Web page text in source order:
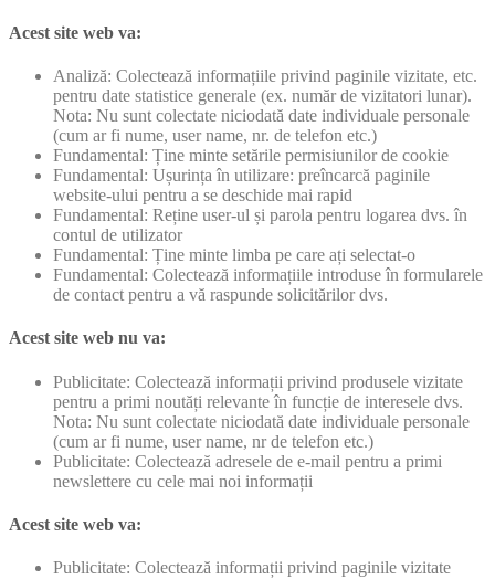
Acest site web va:
Analiză: Colectează informațiile privind paginile vizitate, etc.
pentru date statistice generale (ex. număr de vizitatori lunar).
Nota: Nu sunt colectate niciodată date individuale personale
(cum ar fi nume, user name, nr. de telefon etc.)
Fundamental: Ține minte setările permisiunilor de cookie
Fundamental: Ușurința în utilizare: preîncarcă paginile
website-ului pentru a se deschide mai rapid
Fundamental: Reține user-ul și parola pentru logarea dvs. în
contul de utilizator
Fundamental: Ține minte limba pe care ați selectat-o
Fundamental: Colectează informațiile introduse în formularele
de contact pentru a vă raspunde solicitărilor dvs.
Acest site web nu va:
Publicitate: Colectează informații privind produsele vizitate
pentru a primi noutăți relevante în funcție de interesele dvs.
Nota: Nu sunt colectate niciodată date individuale personale
(cum ar fi nume, user name, nr de telefon etc.)
Publicitate: Colectează adresele de e-mail pentru a primi
newslettere cu cele mai noi informații
Acest site web va:
Publicitate: Colectează informații privind paginile vizitate